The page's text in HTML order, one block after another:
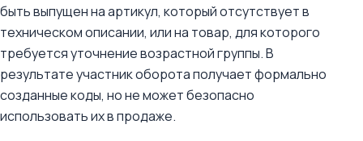
быть выпущен на артикул, который отсутствует в
техническом описании, или на товар, для которого
требуется уточнение возрастной группы. В
результате участник оборота получает формально
созданные коды, но не может безопасно
использовать их в продаже.